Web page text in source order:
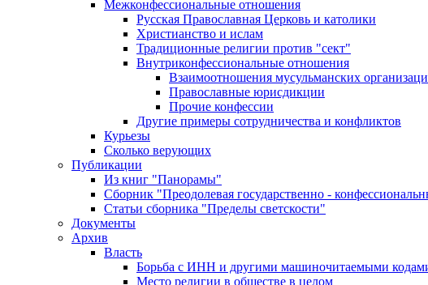
Межконфессиональные отношения
Русская Православная Церковь и католики
Христианство и ислам
Традиционные религии против "сект"
Внутриконфессиональные отношения
Взаимоотношения мусульманских
Православные юрисдикции
Прочие конфессии
Другие примеры сотрудничества и конфликтов
Курьезы
Сколько верующих
Публикации
Из книг "Панорамы"
Сборник "Преодолевая государственно -
Статьи сборника "Пределы светскости"
Документы
Архив
Власть
Борьба с ИНН и другими машиночитаемыми
Место религии в обществе в целом